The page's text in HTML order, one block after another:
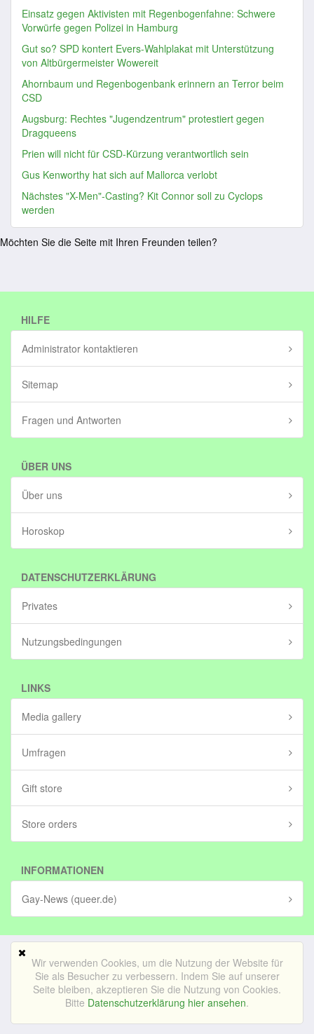
Einsatz gegen Aktivisten mit Regenbogenfahne: Schwere
Vorwürfe gegen Polizei in Hamburg
Gut so? SPD kontert Evers-Wahlplakat mit Unterstützung
von Altbürgermeister Wowereit
Ahornbaum und Regenbogenbank erinnern an Terror beim
CSD
Augsburg: Rechtes "Jugendzentrum" protestiert gegen
Dragqueens
Prien will nicht für CSD-Kürzung verantwortlich sein
Gus Kenworthy hat sich auf Mallorca verlobt
Nächstes "X-Men"-Casting? Kit Connor soll zu Cyclops
werden
Möchten Sie die Seite mit Ihren Freunden teilen?
Wir verwenden Cookies, um die Nutzung der Website für
Sie als Besucher zu verbessern. Indem Sie auf unserer
Seite bleiben, akzeptieren Sie die Nutzung von Cookies.
Bitte Datenschutzerklärung hier ansehen.
HILFE
Administrator kontaktieren
Sitemap
Fragen und Antworten
ÜBER UNS
Über uns
Horoskop
DATENSCHUTZERKLÄRUNG
Privates
Nutzungsbedingungen
LINKS
Media gallery
Umfragen
Gift store
Store orders
INFORMATIONEN
Gay-News (queer.de)
Mobile Version
© Bedrijf voor lekker internetten BV (in stichting)|Impressum